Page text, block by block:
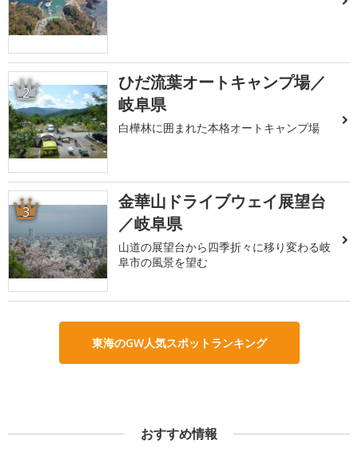
2
ひだ流葉オートキャンプ場／
岐阜県
白樺林に囲まれた本格オートキャンプ場
3
金華山ドライブウェイ展望台
／岐阜県
山道の展望台から四季折々に移り変わる岐
阜市の風景を望む
東海のGW人気スポットランキング
おすすめ情報